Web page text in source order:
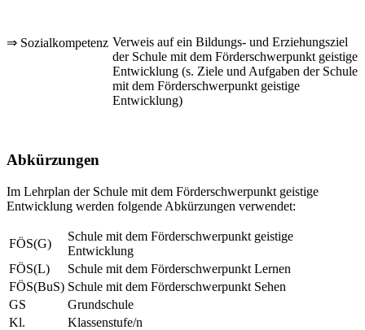
⇒ Sozialkompetenz Verweis auf ein Bildungs- und Erziehungsziel
der Schule mit dem Förderschwerpunkt geistige
Entwicklung (s. Ziele und Aufgaben der Schule
mit dem Förderschwerpunkt geistige
Entwicklung)
Abkürzungen
Im Lehrplan der Schule mit dem Förderschwerpunkt geistige
Entwicklung werden folgende Abkürzungen verwendet:
FÖS(G)
Schule mit dem Förderschwerpunkt geistige
Entwicklung
FÖS(L)
Schule mit dem Förderschwerpunkt Lernen
FÖS(BuS) Schule mit dem Förderschwerpunkt Sehen
GS
Grundschule
Kl.
Klassenstufe/n